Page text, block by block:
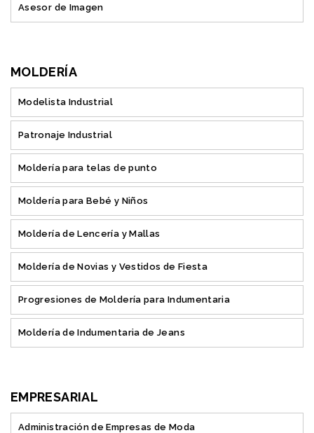
Asesor de Imagen
MOLDERÍA
Modelista Industrial
Patronaje Industrial
Moldería para telas de punto
Moldería para Bebé y Niños
Moldería de Lencería y Mallas
Moldería de Novias y Vestidos de Fiesta
Progresiones de Moldería para Indumentaria
Moldería de Indumentaria de Jeans
EMPRESARIAL
Administración de Empresas de Moda